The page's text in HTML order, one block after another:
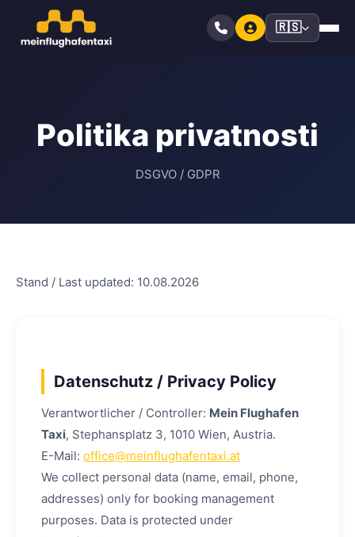
🇷🇸
Politika privatnosti
DSGVO / GDPR
Stand / Last updated: 10.08.2026
Datenschutz / Privacy Policy
Verantwortlicher / Controller: Mein Flughafen
Taxi, Stephansplatz 3, 1010 Wien, Austria.
E-Mail: office@meinflughafentaxi.at
We collect personal data (name, email, phone,
addresses) only for booking management
purposes. Data is protected under